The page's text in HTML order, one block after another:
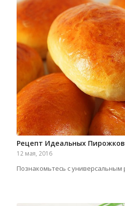
Рецепт Идеальных
12 мая, 2016
Познакомьтесь с